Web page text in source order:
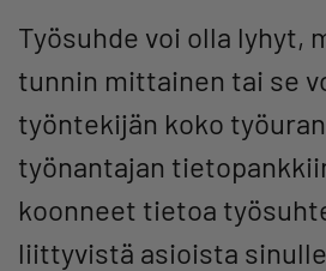
Työsuhde voi olla lyhyt,
tunnin mittainen tai se
työntekijän koko
työnantajan
koonneet tietoa
liittyvistä asioista